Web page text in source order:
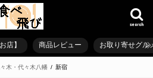
search
店】 商品レビュー お取り寄せグル
木・代々木八幡 新宿